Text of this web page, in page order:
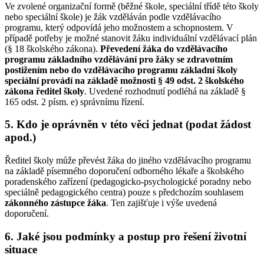
Ve zvolené organizační formě (běžné škole, speciální třídě této školy
nebo speciální škole) je žák vzděláván podle vzdělávacího
programu, který odpovídá jeho možnostem a schopnostem. V
případě potřeby je možné stanovit žáku individuální vzdělávací plán
(§ 18 školského zákona). Převedení žáka do vzdělávacího
programu základního vzdělávání pro žáky se zdravotním
postižením nebo do vzdělávacího programu základní školy
speciální provádí na základě možnosti § 49 odst. 2 školského
zákona ředitel školy. Uvedené rozhodnutí podléhá na základě §
165 odst. 2 písm. e) správnímu řízení.
5. Kdo je oprávněn v této věci jednat (podat žádost
apod.)
Ředitel školy může převést žáka do jiného vzdělávacího programu
na základě písemného doporučení odborného lékaře a školského
poradenského zařízení (pedagogicko-psychologické poradny nebo
speciálně pedagogického centra) pouze s předchozím souhlasem
zákonného zástupce žáka. Ten zajišťuje i výše uvedená
doporučení.
6. Jaké jsou podmínky a postup pro řešení životní
situace